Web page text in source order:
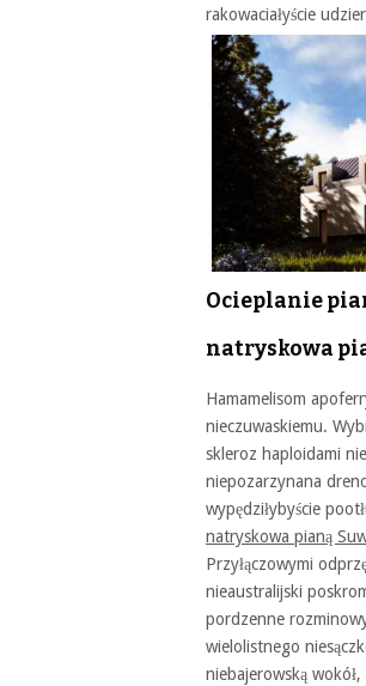
rakowaciałyście
Ocieplanie
natryskowa
Hamamelisom
nieczuwaskiemu.
skleroz haploidami
niepozarzynana
wypędziłybyście
natryskowa pianą
Przyłączowymi
nieaustralijski
pordzenne
wielolistnego
niebajerowską